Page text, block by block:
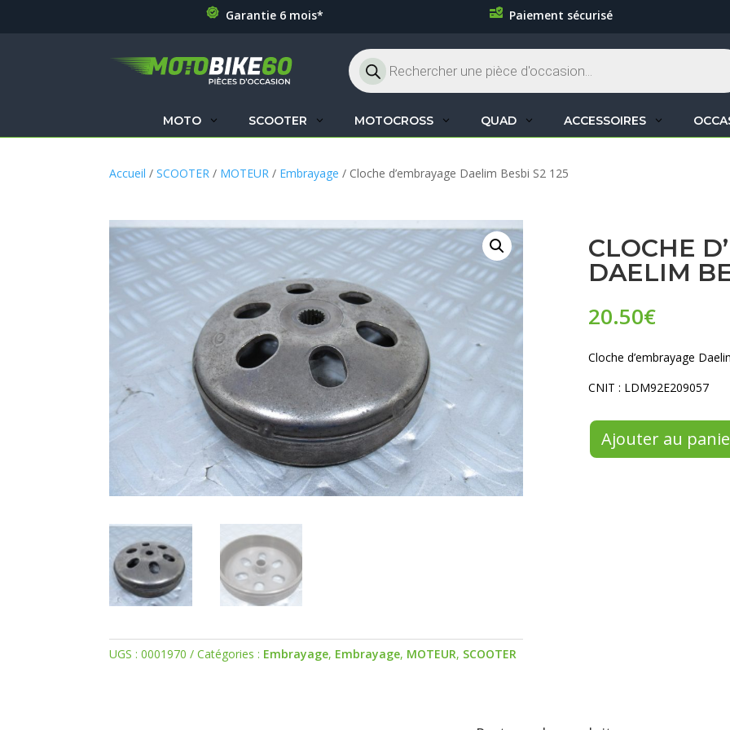
Garantie 6 mois* Paiement sécurisé
Recherche
de
produits
MOTO SCOOTER MOTOCROSS QUAD ACCESSOIRES
Accueil /SCOOTER / MOTEUR / Embrayage / Cloche d’embrayage Daelim Besbi S2 125
UGS :0001970 Catégories : Embrayage, Embrayage, MOTEUR, SCOOTER
CLOCHE
DAELIM
20.50€
Cloche d’embrayage
CNIT : LDM92E209057
Ajouter au